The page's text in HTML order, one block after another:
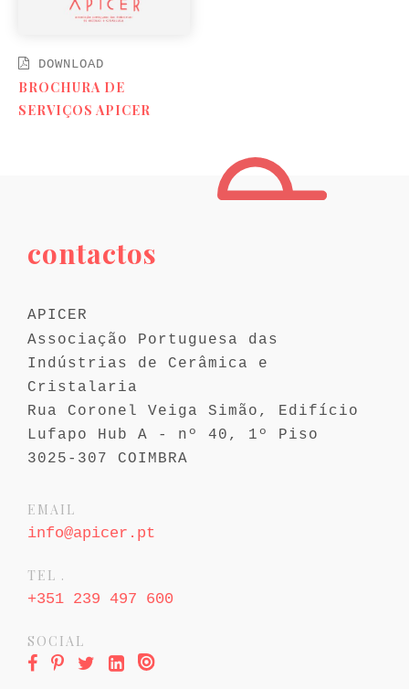
DOWNLOAD
BROCHURA DE
SERVIÇOS APICER
contactos
APICER
Associação Portuguesa das
Indústrias de Cerâmica e
Cristalaria
Rua Coronel Veiga Simão, Edifício
Lufapo Hub A - nº 40, 1º Piso
3025-307
COIMBRA
EMAIL
info@apicer.pt
TEL .
+351 239 497 600
SOCIAL